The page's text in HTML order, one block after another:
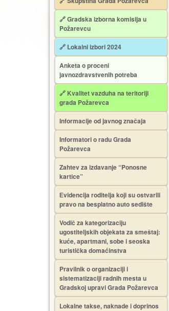
🔗Gradska izborna komisija u
Požarevcu
🔗 Lokalni izbori 2024
Anketa o proceni
javnozdravstvenih potreba
🔗 Kvalitet vazduha na teritoriji
grada Požarevca
Informacije od javnog značaja
Informatori o radu Grada
Požarevca
Zahtev za izdavanje “Ponosne
kartice”
Еvidencija roditelja koji su ostvarili
pravo na besplatno auto sedište
Vodič za kategorizaciju
ugostiteljskih objekata za smeštaj:
kuće, apartmani, sobe i seoska
turistička domaćinstva
Pravilnik o organizaciji i
sistematizaciji radnih mesta u
Gradskoj upravi Grada Požarevca
Lokalne takse, naknade i doprinos